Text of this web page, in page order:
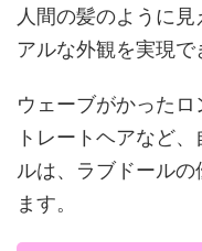
人間の髪のように
アルな外観を実現で
ウェーブがかった
トレートヘアなど
ルは、ラブドール
ます。